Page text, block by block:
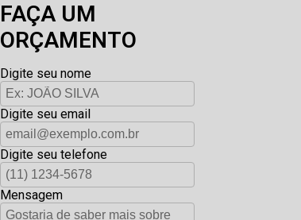
FAÇA UM
ORÇAMENTO
Digite seu nome
Digite seu email
Digite seu telefone
Mensagem